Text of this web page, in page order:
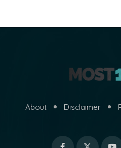
About Disclaimer